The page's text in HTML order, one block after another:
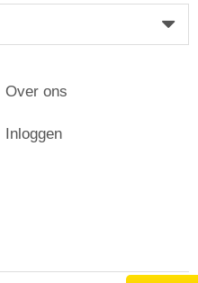
Over ons
Inloggen